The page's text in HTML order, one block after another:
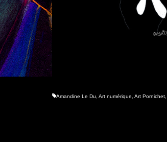
Amandine Le Du Art numérique Art Pornichet